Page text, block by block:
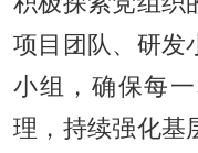
项目团队、研发
小组，确保每
理，持续强化基